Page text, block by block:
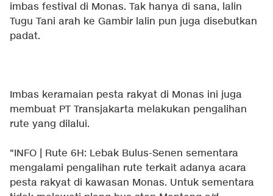
imbas festival di Monas. Tak hanya di sana, lalin
Tugu Tani arah ke Gambir lalin pun juga disebutkan
padat.
Imbas keramaian pesta rakyat di Monas ini juga
membuat PT Transjakarta melakukan pengalihan
rute yang dilalui.
"INFO | Rute 6H: Lebak Bulus-Senen sementara
mengalami pengalihan rute terkait adanya acara
pesta rakyat di kawasan Monas. Untuk sementara